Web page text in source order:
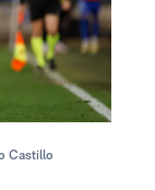
Castillo